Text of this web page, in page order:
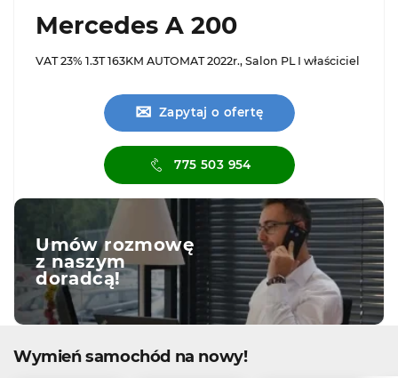
Mercedes A 200
VAT 23% 1.3T 163KM AUTOMAT 2022r., Salon PL I właściciel
✉ Zapytaj o ofertę
775 503 954
Umów rozmowę
z naszym
doradcą!
Wymień samochód na nowy!